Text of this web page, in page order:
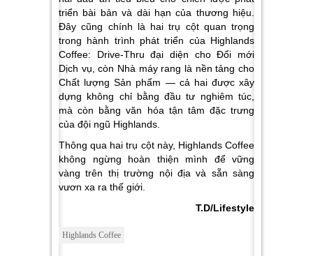
triển bài bản và dài hạn của thương hiệu.
Đây cũng chính là hai trụ cột quan trọng
trong hành trình phát triển của Highlands
Coffee: Drive-Thru đại diện cho Đổi mới
Dịch vụ, còn Nhà máy rang là nền tảng cho
Chất lượng Sản phẩm — cả hai được xây
dựng không chỉ bằng đầu tư nghiêm túc,
mà còn bằng văn hóa tận tâm đặc trưng
của đội ngũ Highlands.
Thông qua hai trụ cột này, Highlands Coffee
không ngừng hoàn thiện mình để vững
vàng trên thị trường nội địa và sẵn sàng
vươn xa ra thế giới.
T.D/Lifestyle
Highlands Coffee